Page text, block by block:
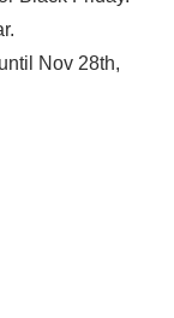
Nov 28th,